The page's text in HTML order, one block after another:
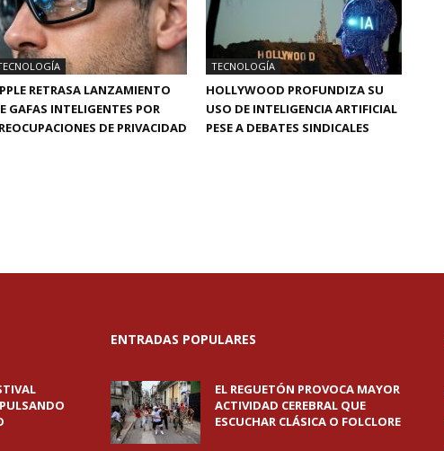
RETRASA LANZAMIENTO
GAFAS INTELIGENTES POR
DE PRIVACIDAD
TECNOLOGÍA
HOLLYWOOD PROFUNDIZA SU
USO DE INTELIGENCIA ARTIFICIAL
PESE A DEBATES SINDICALES
ENTRADAS POPULARES
EL REGUETÓN PROVOCA MAYOR
ACTIVIDAD CEREBRAL QUE
ESCUCHAR CLÁSICA O FOLCLORE